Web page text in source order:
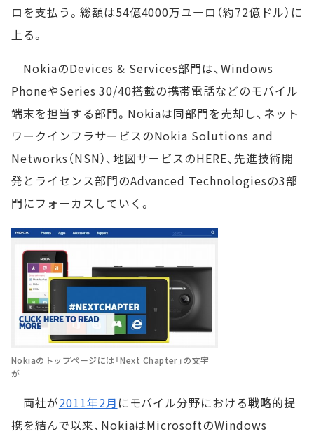
ロを支払う。総額は54億4000万ユーロ（約72億ドル）に
上る。
NokiaのDevices & Services部門は、Windows
PhoneやSeries 30/40搭載の携帯電話などのモバイル
端末を担当する部門。Nokiaは同部門を売却し、ネット
ワークインフラサービスのNokia Solutions and
Networks（NSN）、地図サービスのHERE、先進技術開
発とライセンス部門のAdvanced Technologiesの3部
門にフォーカスしていく。
Nokiaのトップページには「Next Chapter」の文字
が
両社が2011年2月 にモバイル分野における戦略的提
携を結んで以来、NokiaはMicrosoftのWindows